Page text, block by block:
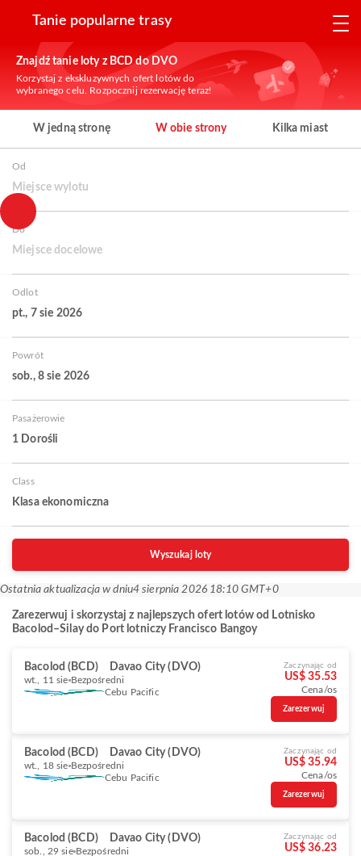
Tanie popularne trasy
Znajdź tanie loty z BCD do DVO
Korzystaj z ekskluzywnych ofert lotów do
wybranego celu. Rozpocznij rezerwację teraz!
W jedną stronę W obie strony Kilka miast
Od
Miejsce wylotu
Do
Miejsce docelowe
Odlot
pt., 7 sie 2026
Powrót
sob., 8 sie 2026
Pasażerowie
1 Dorośli
Class
Klasa ekonomiczna
Wyszukaj loty
Ostatnia aktualizacja w dniu4 sierpnia 2026 18:10 GMT+0
Zarezerwuj i skorzystaj z najlepszych ofert lotów od Lotnisko
Bacolod–Silay do Port lotniczy Francisco Bangoy
Bacolod (BCD) Davao City (DVO)
wt., 11 sie Bezpośredni
Cebu Pacific
Zaczynając od
US$ 35.53
Cena/os
Zarezerwuj
Bacolod (BCD) Davao City (DVO)
wt., 18 sie Bezpośredni
Cebu Pacific
Zaczynając od
US$ 35.94
Cena/os
Zarezerwuj
Bacolod (BCD) Davao City (DVO)
sob., 29 sie Bezpośredni
Zaczynając od
US$ 36.23